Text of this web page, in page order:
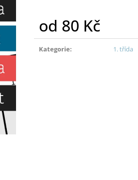
od 80 Kč
Měrná
cena:
Kategorie: 1. třída